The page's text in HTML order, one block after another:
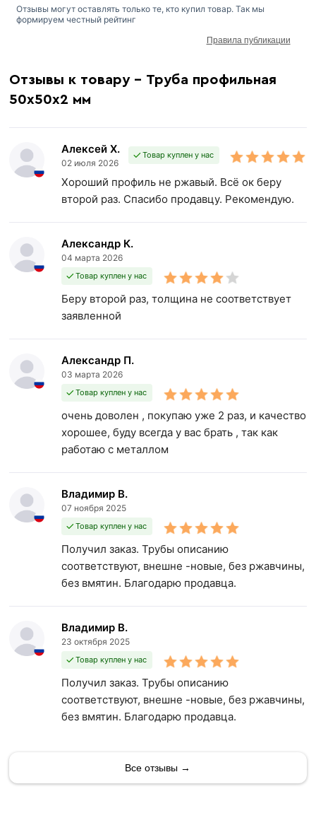
Отзывы к товару - Труба профильная
50х50х2 мм
Алексей Х.
02 июля 2026
Товар куплен у нас
Хороший профиль не ржавый. Всё ок беру
второй раз. Спасибо продавцу. Рекомендую.
Александр К.
04 марта 2026
Товар куплен у нас
Беру второй раз, толщина не соответствует
заявленной
Александр П.
03 марта 2026
Товар куплен у нас
очень доволен , покупаю уже 2 раз, и качество
хорошее, буду всегда у вас брать , так как
работаю с металлом
Владимир В.
07 ноября 2025
Товар куплен у нас
Получил заказ. Трубы описанию
соответствуют, внешне -новые, без ржавчины,
без вмятин. Благодарю продавца.
Владимир В.
23 октября 2025
Товар куплен у нас
Получил заказ. Трубы описанию
соответствуют, внешне -новые, без ржавчины,
без вмятин. Благодарю продавца.
Все отзывы →
Отзывы могут оставлять только те, кто купил товар. Так мы
формируем честный рейтинг
Правила публикации